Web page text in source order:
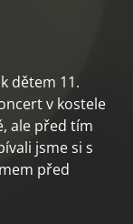
dětem 11.
v kostele
ale před tím
jsme si s
před